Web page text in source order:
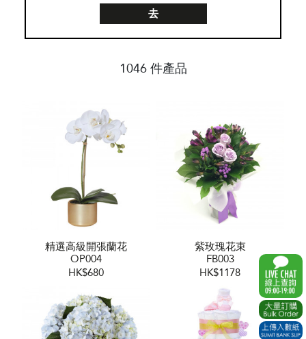
去
1046 件產品
精選高級開張蘭花
OP004
HK$680
紫玫瑰花束
FB003
HK$1178